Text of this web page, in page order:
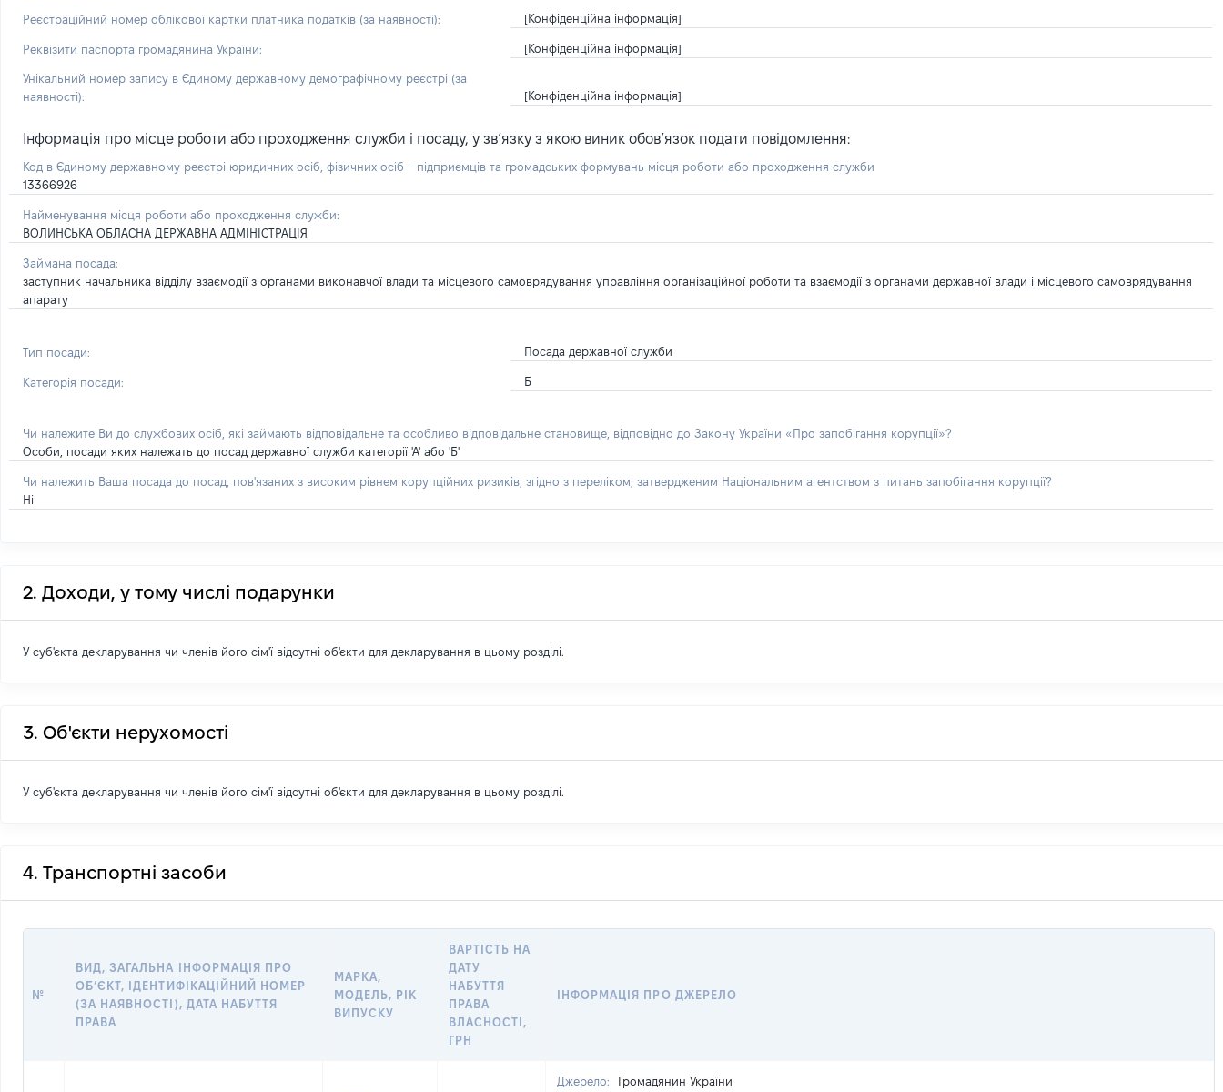
Реєстраційний номер облікової картки платника податків (за наявності): [Конфіденційна інформація]
Реквізити паспорта громадянина України: [Конфіденційна інформація]
Унікальний номер запису в Єдиному державному демографічному реєстрі (за
наявності):
[Конфіденційна інформація]
Інформація про місце роботи або проходження служби і посаду, у зв’язку з якою виник обов’язок подати повідомлення:
Код в Єдиному державному реєстрі юридичних осіб, фізичних осіб - підприємців та громадських формувань місця роботи або проходження служби
13366926
Найменування місця роботи або проходження служби:
ВОЛИНСЬКА ОБЛАСНА ДЕРЖАВНА АДМІНІСТРАЦІЯ
Займана посада:
заступник начальника відділу взаємодії з органами виконавчої влади та місцевого самоврядування управління організаційної роботи та взаємодії з органами державної влади і місцевого самоврядування
апарату
Тип посади: Посада державної служби
Категорія посади: Б
Чи належите Ви до службових осіб, які займають відповідальне та особливо відповідальне становище, відповідно до Закону України «Про запобігання корупції»?
Особи, посади яких належать до посад державної служби категорії 'А' або 'Б'
Чи належить Ваша посада до посад, пов'язаних з високим рівнем корупційних ризиків, згідно з переліком, затвердженим Національним агентством з питань запобігання корупції?
Ні
2. Доходи, у тому числі подарунки
У суб'єкта декларування чи членів його сім'ї відсутні об'єкти для декларування в цьому розділі.
3. Об'єкти нерухомості
У суб'єкта декларування чи членів його сім'ї відсутні об'єкти для декларування в цьому розділі.
4. Транспортні засоби
№
ВИД, ЗАГАЛЬНА ІНФОРМАЦІЯ ПРО
ОБ’ЄКТ, ІДЕНТИФІКАЦІЙНИЙ НОМЕР
(ЗА НАЯВНОСТІ), ДАТА НАБУТТЯ
ПРАВА
МАРКА,
МОДЕЛЬ, РІК
ВИПУСКУ
ВАРТІСТЬ НА
ДАТУ
НАБУТТЯ
ПРАВА
ВЛАСНОСТІ,
ГРН
ІНФОРМАЦІЯ ПРО ДЖЕРЕЛО
Джерело:
Громадянин України